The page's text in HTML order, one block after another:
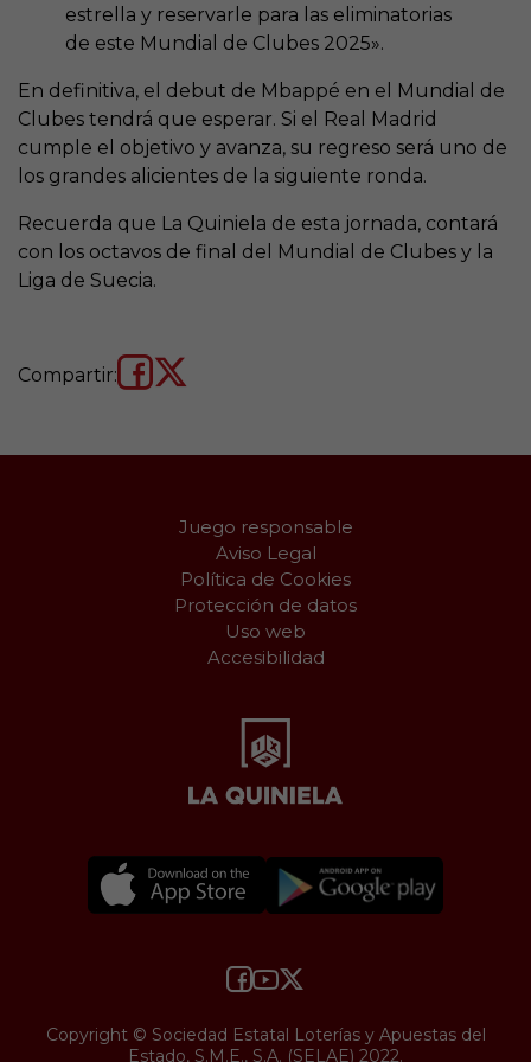
estrella y reservarle para las eliminatorias
de este Mundial de Clubes 2025».
En definitiva, el debut de Mbappé en el Mundial de
Clubes tendrá que esperar. Si el Real Madrid
cumple el objetivo y avanza, su regreso será uno de
los grandes alicientes de la siguiente ronda.
Recuerda que La Quiniela de esta jornada, contará
con los octavos de final del Mundial de Clubes y la
Liga de Suecia.
Compartir:
Juego responsable
Aviso Legal
Política de Cookies
Protección de datos
Uso web
Accesibilidad
Copyright © Sociedad Estatal Loterías y Apuestas del
Estado, S.M.E., S.A. (SELAE) 2022.